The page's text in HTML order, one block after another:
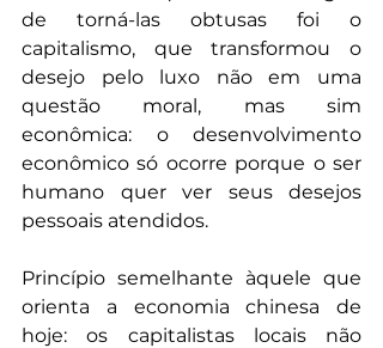
de torná-las obtusas foi o
capitalismo, que transformou o
desejo pelo luxo não em uma
questão moral, mas sim
econômica: o desenvolvimento
econômico só ocorre porque o ser
humano quer ver seus desejos
pessoais atendidos.
Princípio semelhante àquele que
orienta a economia chinesa de
hoje: os capitalistas locais não